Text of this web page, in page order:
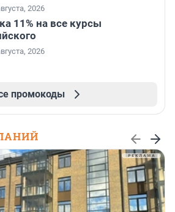
2026
11% на все курсы
2026
промокоды